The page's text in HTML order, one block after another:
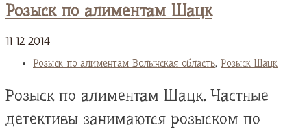
Розыск по алиментам Шацк
11 12 2014
Розыск по алиментам Волынская область, Розыск Шацк
Розыск по алиментам Шацк. Частные
детективы занимаются розыском по